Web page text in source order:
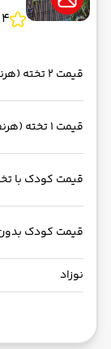
4 ستاره
قیمت 2 تخته (هرنفر)
قیمت 1 تخته (هرنفر)
قیمت کودک با
قیمت کودک
نوزاد